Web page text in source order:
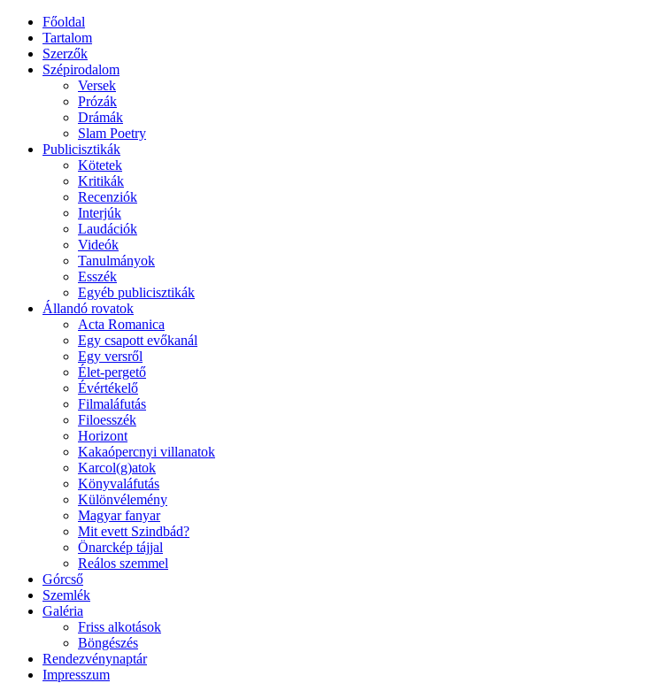
Főoldal
Tartalom
Szerzők
Szépirodalom
Versek
Prózák
Drámák
Slam Poetry
Publicisztikák
Kötetek
Kritikák
Recenziók
Interjúk
Laudációk
Videók
Tanulmányok
Esszék
Egyéb publicisztikák
Állandó rovatok
Acta Romanica
Egy csapott evőkanál
Egy versről
Élet-pergető
Évértékelő
Filmaláfutás
Filoesszék
Horizont
Kakaópercnyi villanatok
Karcol(g)atok
Könyvaláfutás
Különvélemény
Magyar fanyar
Mit evett Szindbád?
Önarckép tájjal
Reálos szemmel
Górcső
Szemlék
Galéria
Friss alkotások
Böngészés
Rendezvénynaptár
Impresszum